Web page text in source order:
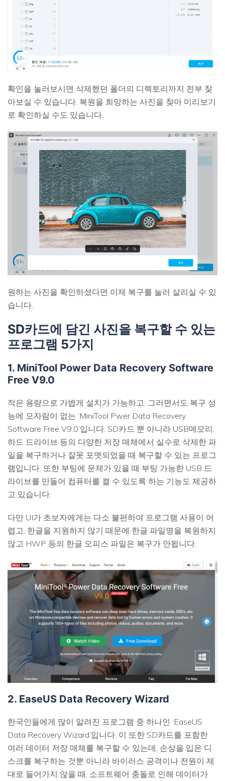
확인을 눌러보시면 삭제했던 폴더의 디렉토리까지 전부 찾
아보실 수 있습니다. 복원을 희망하는 사진을 찾아 미리보기
로 확인하실 수도 있습니다.
원하는 사진을 확인하셨다면 이제 복구를 눌러 살리실 수 있
습니다.
SD카드에 담긴 사진을 복구할 수 있는
프로그램 5가지
1. MiniTool Power Data Recovery Software
Free V9.0
적은 용량으로 가볍게 설치가 가능하고, 그러면서도 복구 성
능에 모자람이 없는 ‘MiniTool Pwer Data Recovery
Software Free V9.0’입니다. SD카드 뿐 아니라 USB메모리,
하드 드라이브 등의 다양한 저장 매체에서 실수로 삭제한 파
일을 복구하거나 잘못 포맷되었을 때 복구할 수 있는 프로그
램입니다. 또한 부팅에 문제가 있을 때 부팅 가능한 USB 드
라이브를 만들어 컴퓨터를 켤 수 있도록 하는 기능도 제공하
고 있습니다.
다만 UI가 초보자에게는 다소 불편하여 프로그램 사용이 어
렵고, 한글을 지원하지 않기 때문에 한글 파일명을 복원하지
않고 HWP 등의 한글 오피스 파일은 복구가 안됩니다.
2. EaseUS Data Recovery Wizard
한국인들에게 많이 알려진 프로그램 중 하나인 ‘EaseUS
Data Recovery Wizard’입니다. 이 또한 SD카드를 포함한
여러 데이터 저장 매체를 복구할 수 있는데, 손상을 입은 디
스크를 복구하는 것뿐 아니라 바이러스 공격이나 전원이 제
대로 들어가지 않을 때, 소프트웨어 충돌로 인해 데이터가